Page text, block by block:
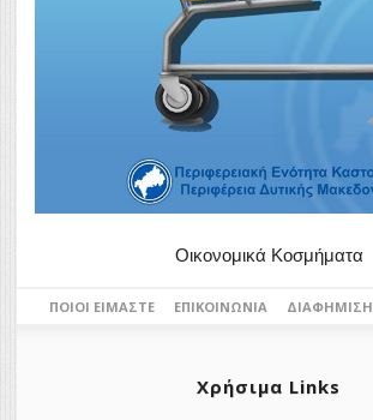
Οικονομικά Κοσμήματα
ΠΟΙΟΙ ΕΊΜΑΣΤΕ ΕΠΙΚΟΙΝΩΝΊΑ ΔΙΑΦΉΜΙΣΗ
Χρήσιμα Links